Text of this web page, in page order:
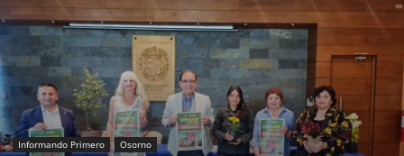
Informando Primero Osorno